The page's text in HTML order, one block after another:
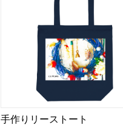
手作りリーストート